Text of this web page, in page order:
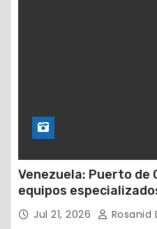
Venezuela: Puerto de
equipos
petrolera
Jul 21, 2026 Rosanid